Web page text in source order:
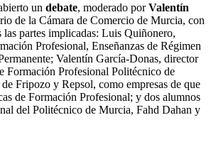
un debate, moderado porValentín
de la Cámara de Comercio de Murcia, con
las partes implicadas: Luis Quiñonero,
Profesional, Enseñanzas de Régimen
Valentín García-Donas, director
Formación Profesional Politécnico de
Fripozo y Repsol, como empresas de que
de Formación Profesional; y dos alumnos
del Politécnico de Murcia, Fahd Dahan y